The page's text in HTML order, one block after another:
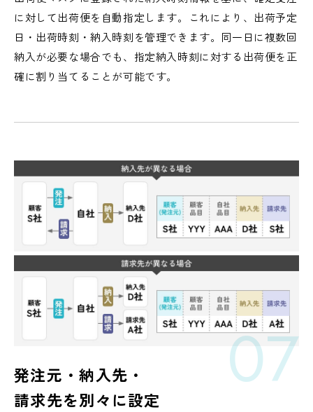
に対して出荷便を自動指定します。これにより、出荷予定
日・出荷時刻・納入時刻を管理できます。同一日に複数回
納入が必要な場合でも、指定納入時刻に対する出荷便を正
確に割り当てることが可能です。
07
発注元・納入先・
請求先を別々に設定